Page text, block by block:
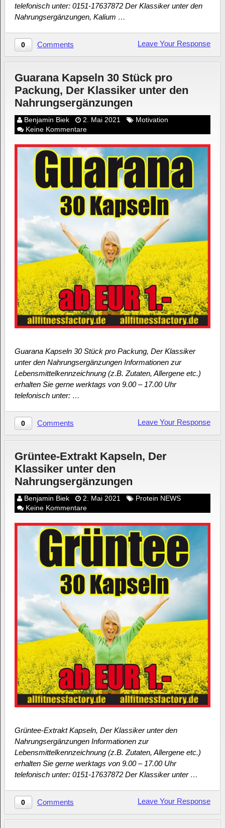
telefonisch unter: 0151-17637872 Der Klassiker unter den
Nahrungsergänzungen, Kalium …
0 Comments Leave Your Response
Guarana Kapseln 30 Stück pro
Packung, Der Klassiker unter den
Nahrungsergänzungen
Benjamin Biek 2. Mai 2021
Motivation
Keine Kommentare
Guarana Kapseln 30 Stück pro Packung, Der Klassiker
unter den Nahrungsergänzungen Informationen zur
Lebensmittelkennzeichnung (z.B. Zutaten, Allergene etc.)
erhalten Sie gerne werktags von 9.00 – 17.00 Uhr
telefonisch unter: …
0 Comments Leave Your Response
Grüntee-Extrakt Kapseln, Der
Klassiker unter den
Nahrungsergänzungen
Benjamin Biek 2. Mai 2021
Protein NEWS
Keine Kommentare
Grüntee-Extrakt Kapseln, Der Klassiker unter den
Nahrungsergänzungen Informationen zur
Lebensmittelkennzeichnung (z.B. Zutaten, Allergene etc.)
erhalten Sie gerne werktags von 9.00 – 17.00 Uhr
telefonisch unter: 0151-17637872 Der Klassiker unter …
0 Comments Leave Your Response